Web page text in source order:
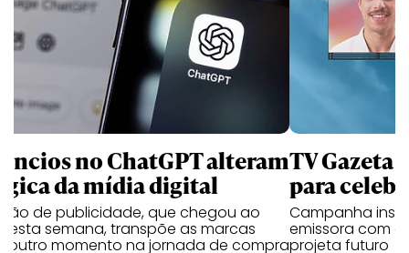
no ChatGPT alteram
da mídia digital
de publicidade, que chegou ao
esta semana, transpõe as marcas
outro momento na jornada de compra
TV Gazeta
para
Campanha
emissora com
projeta futuro